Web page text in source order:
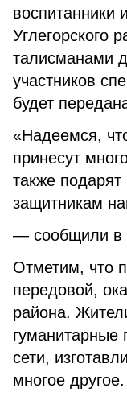
воспитанники
Углегорского
талисманами
участников
будет
«Надеемся,
принесут
также подарят
защитникам
— сообщили в
Отметим, что
передовой,
района.
гуманитарные
сети,
многое другое.